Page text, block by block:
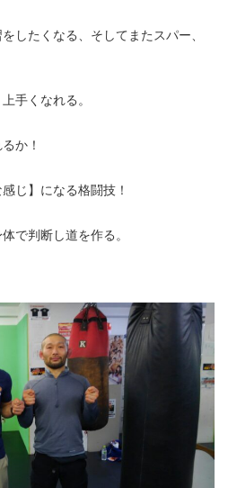
したくなる、そしてまたスパー、
手くなれる。
か！
じ】になる格闘技！
で判断し道を作る。